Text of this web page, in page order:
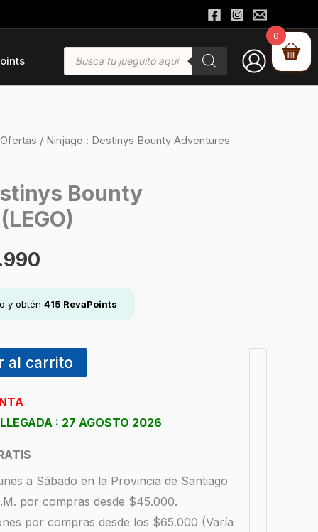
Búsqueda
productos
Ofertas / Ninjago : Destinys Bounty Adventures
Bounty
El
precio
actual
y obtén 415 RevaPoints
al carrito
: 27 AGOSTO 2026
a Sábado en la Provincia de Santiago
por compras desde $45.000.
por compras desde los $65.000 (Varía
0